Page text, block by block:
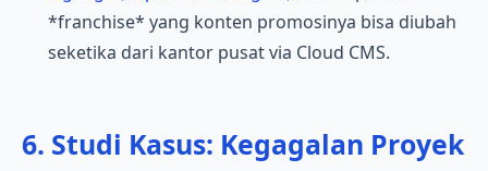
*franchise* yang konten promosinya bisa diubah
seketika dari kantor pusat via Cloud CMS.
6. Studi Kasus: Kegagalan Proyek